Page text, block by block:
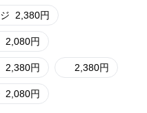
2,380円
2,080円
2,380円 2,380円
2,080円